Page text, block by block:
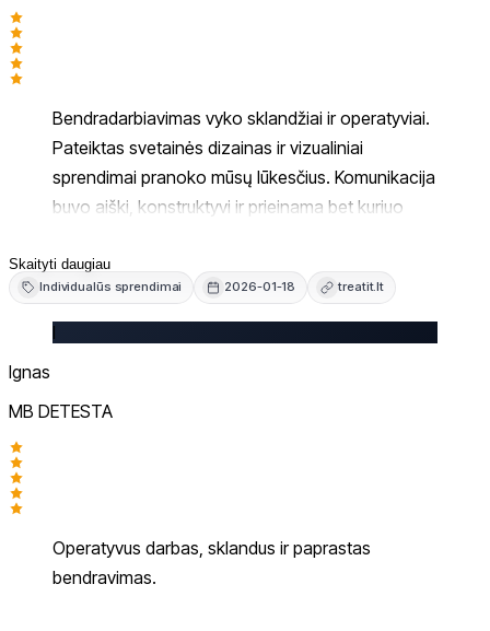
Bendradarbiavimas vyko sklandžiai ir operatyviai.
Pateiktas svetainės dizainas ir vizualiniai
sprendimai pranoko mūsų lūkesčius. Komunikacija
buvo aiški, konstruktyvi ir prieinama bet kuriuo
sprendžiami profesionaliai, operatyviai ir
geranoriškai. Vertiname aukštą kompetenciją ir
darbo kultūrą, todėl drąsiai rekomenduojame.
Skaityti daugiau
Individualūs sprendimai 2026-01-18 treatit.lt
I
Ignas
MB DETESTA
Operatyvus darbas, sklandus ir paprastas
bendravimas.